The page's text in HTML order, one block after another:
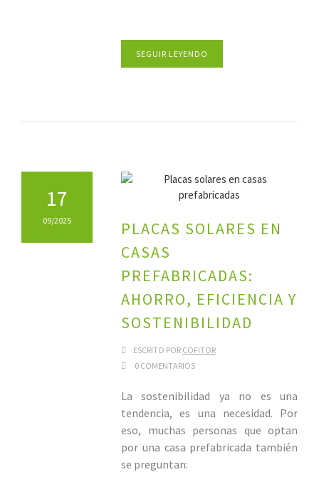
SEGUIR LEYENDO
17
09/2025
PLACAS SOLARES EN
CASAS
PREFABRICADAS:
AHORRO, EFICIENCIA Y
SOSTENIBILIDAD
ESCRITO POR COFITOR
0 COMENTARIOS
La sostenibilidad ya no es una
tendencia, es una necesidad. Por
eso, muchas personas que optan
por una casa prefabricada también
se preguntan: